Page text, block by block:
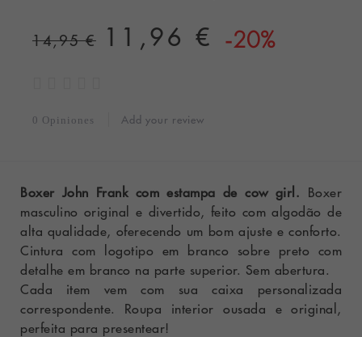
14,95 € 11,96 € -20%
0 Opiniones Add your review
Boxer John Frank com estampa de cow girl. Boxer
masculino original e divertido, feito com algodão de
alta qualidade, oferecendo um bom ajuste e conforto.
Cintura com logotipo em branco sobre preto com
detalhe em branco na parte superior. Sem abertura.
Cada item vem com sua caixa personalizada
correspondente. Roupa interior ousada e original,
perfeita para presentear!